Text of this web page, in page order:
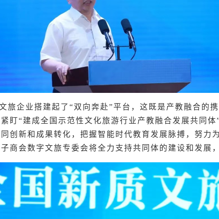
旅企业搭建起了“双向奔赴”平台，这既是产教融合的
盯“建成全国示范性文化旅游行业产教融合发展共同
创新和成果转化，把握智能时代教育发展脉搏，努力
商会数字文旅专委会将全力支持共同体的建设和发展